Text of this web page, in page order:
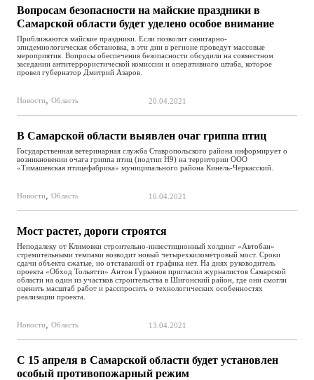
Вопросам безопасности на майские праздники в
Самарской области будет уделено особое внимание
Приближаются майские праздники. Если позволит санитарно-
эпидемиологическая обстановка, в эти дни в регионе проведут массовые
мероприятия. Вопросы обеспечения безопасности обсудили на совместном
заседании антитеррористической комиссии и оперативного штаба, которое
провел губернатор Дмитрий Азаров.
Новости,Область 20.04.2021
В Самарской области выявлен очаг гриппа птиц
Государственная ветеринарная служба Ставропольского района информирует о
возникновении очага гриппа птиц (подтип Н9) на территории ООО
«Тимашевская птицефабрика» муниципального района Кинель-Черкасский.
Новости,Область 16.04.2021
Мост растет, дороги строятся
Неподалеку от Климовки строительно-инвестиционный холдинг «Автобан»
стремительными темпами возводит новый четырехкилометровый мост. Сроки
сдачи объекта сжатые, но отставаний от графика нет. На днях руководитель
проекта «Обход Тольятти» Антон Гурьянов пригласил журналистов Самарской
области на один из участков строительства в Шигонский район, где они смогли
оценить масштаб работ и расспросить о технологических особенностях
реализации проекта.
Новости,Область 13.04.2021
С 15 апреля в Самарской области будет установлен
особый противопожарный режим